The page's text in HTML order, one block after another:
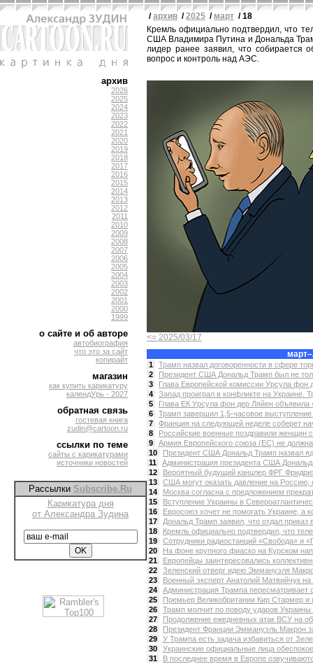
архив
2026
2025
2024
2023
2022
2021
2020
2019
2018
2017
2016
2015
2014
2013
2012
2011
2010
2009
2008
2007
2006
2005
2004
2003
2002
2001
2000
1999
о сайте и об авторе
автобиография
что это за сайт
копирайт
магазин
как купить карикатуру
календУрь - 2027
обратная связь
гостевая книга
zudin@cartoon.ru
ссылки по теме
сайты с карикатурами
источники новостей
Рассылки Subscribe.Ru
Карикатура дня
от Александра Зудина
/архив /2025 / март / 18
Кремль официально подтвердил, что
США Владимира Путина и Дональда
лидер ранее заявил, что собирается
вопрос и контроль над АЭС.
<= 2025/03/17
1
Трамп назвал договоренности в сфере
2
Президент США Дональд Трамп был не
3
Глава Европейской комиссии Урсула фон
4
Запад проиграл в конфликте на Украине.
5
Глава ЕК Урсула фон дер Ляйен
6
Трамп завершил 1,5-часовое
7
Франция на следующей неделе соберет
8
Российские военные поздравили женщин
9
Армия Европейского союза (ЕС) не
10
Президент США Дональд Трамп назвал
11
Администрация президента США
12
Вероятный будущий канцлер ФРГ
13
США могут оказать давление на Россию,
14
Москва согласна с предложением
15
Вступление Украины в
16
Евросоюз хочет не помогать Украине, а
17
Дональд Трамп заявил, что отдал
18
Кремль официально подтвердил, что
19
Сотрудники радиостанций «Свобода» и
20
На фоне крупного фиаско на Курском
21
Европейцы заинтересовались
22
Зеленский отверг идею Эммануэля
23
Военный эксперт Анатолий Матвийчук
24
Администрация Трампа пересматривает
25
Премьер Великобритании Кир Стармер
26
Трамп молчит по поводу ударов Украины
27
Продолжение ежедневных атак ВСУ на
28
Президент Франции Эммануэль Макрон
29
У Трампа есть задача избавиться от
30
Украинские официальные лица
31
В последнее время в Европе